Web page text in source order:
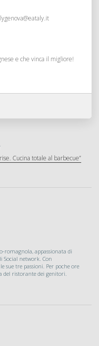
e che vinca il migliore!
Cucina totale al barbecue”
romagnola, appassionata di
Social network. Con
sue tre passioni. Per poche ore
del ristorante dei genitori.